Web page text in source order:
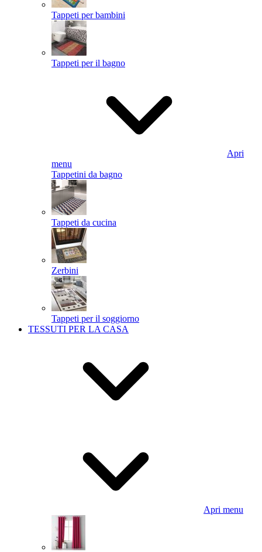
Tappeti per bambini
Tappeti per il bagno
Apri
menu
Tappetini da bagno
Tappeti da cucina
Zerbini
Tappeti per il soggiorno
TESSUTI PER LA CASA
Apri menu